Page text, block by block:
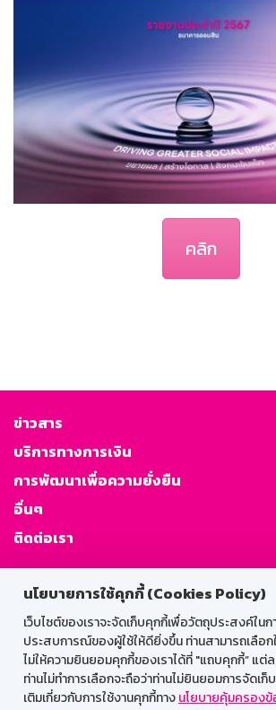
นโยบายการใช้คุกกี้ (Cookies Policy)
เว็บไซต์ของเราจะจัดเก็บคุกกี้เพื่อวัตถุประสงค์ใน
ประสบการณ์ของผู้ใช้ให้ดียิ่งขึ้น ท่านสามารถเลือ
ไม่ให้ความยินยอมคุกกี้ของเราได้ที่ "แถบคุกกี้” แต่
ท่านไม่ทำการเลือกจะถือว่าท่านไม่ยินยอมการจัดเ
เติมเกี่ยวกับการใช้งานคุกกี้ทางนโยบายคุ้มครอง
คลิก
ข่าวสาร
บริการทางการเงิน
การพัฒนาเพื่อความยั่งยืน
อื่นๆ
ติดต่อเรา
GSB Society:
สำหรับพนักงาน
Web HR
GSB Wisdom